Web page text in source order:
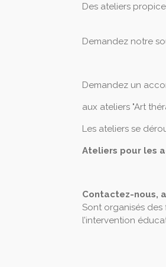
Des ateliers
Demandez notre
Demandez un
aux ateliers "Art
Les ateliers se
Ateliers pour les
Contactez-nous,
Sont organisés
l’intervention